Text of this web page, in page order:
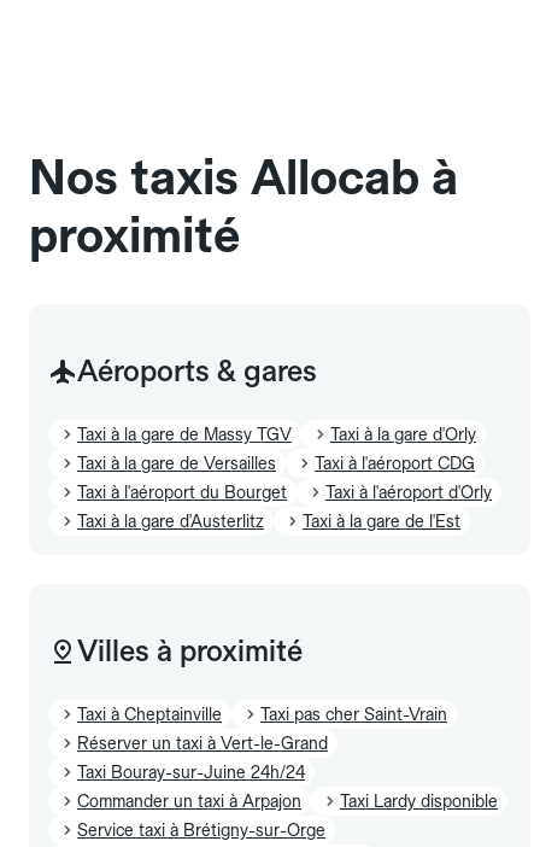
Nos taxis Allocab à
proximité
Aéroports & gares
Taxi à la gare de Massy TGV
Taxi à la gare d'Orly
Taxi à la gare de Versailles
Taxi à l'aéroport CDG
Taxi à l'aéroport du Bourget
Taxi à l'aéroport d'Orly
Taxi à la gare d'Austerlitz
Taxi à la gare de l'Est
Villes à proximité
Taxi à Cheptainville
Taxi pas cher Saint-Vrain
Réserver un taxi à Vert-le-Grand
Taxi Bouray-sur-Juine 24h/24
Commander un taxi à Arpajon
Taxi Lardy disponible
Service taxi à Brétigny-sur-Orge